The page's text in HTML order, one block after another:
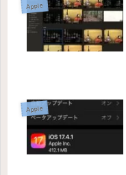
Apple
Apple